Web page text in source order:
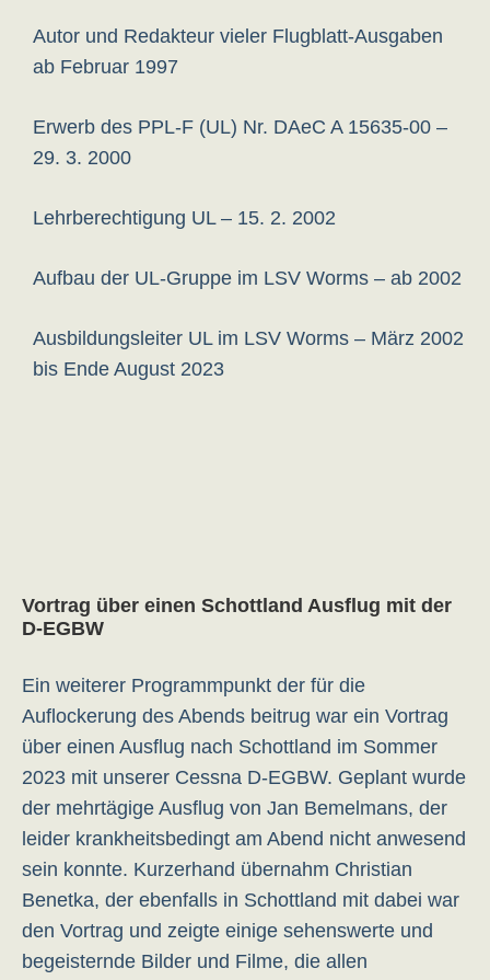
Autor und Redakteur vieler Flugblatt-Ausgaben
ab Februar 1997
Erwerb des PPL-F (UL) Nr. DAeC A 15635-00 –
29. 3. 2000
Lehrberechtigung UL – 15. 2. 2002
Aufbau der UL-Gruppe im LSV Worms – ab 2002
Ausbildungsleiter UL im LSV Worms – März 2002
bis Ende August 2023
Vortrag über einen Schottland Ausflug mit der
D-EGBW
Ein weiterer Programmpunkt der für die
Auflockerung des Abends beitrug war ein Vortrag
über einen Ausflug nach Schottland im Sommer
2023 mit unserer Cessna D-EGBW. Geplant wurde
der mehrtägige Ausflug von Jan Bemelmans, der
leider krankheitsbedingt am Abend nicht anwesend
sein konnte. Kurzerhand übernahm Christian
Benetka, der ebenfalls in Schottland mit dabei war
den Vortrag und zeigte einige sehenswerte und
begeisternde Bilder und Filme, die allen